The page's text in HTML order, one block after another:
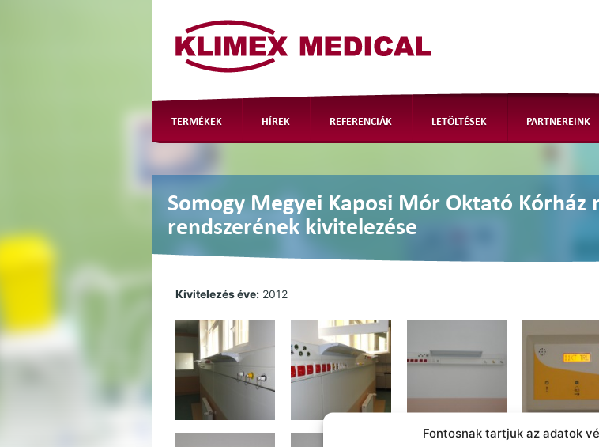
Fontosnak tartjuk az adatok
TERMÉKEK HÍREK REFERENCIÁK LETÖLTÉSEK PARTNEREINK
Somogy Megyei Kaposi Mór Oktató Kórház
rendszerének kivitelezése
Kivitelezés éve: 2012